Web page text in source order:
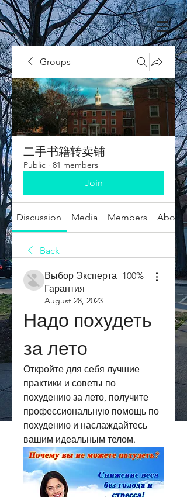
Groups
二手书籍转卖铺
Public · 81 members
Join
Discussion Media Members About
Back
Выбор Эксперта- 100%
Гарантия
August 28, 2023
Надо похудеть
за лето
Откройте для себя лучшие
практики и советы по
похудению за лето, получите
профессиональную помощь по
похудению и наслаждайтесь
вашим идеальным телом.